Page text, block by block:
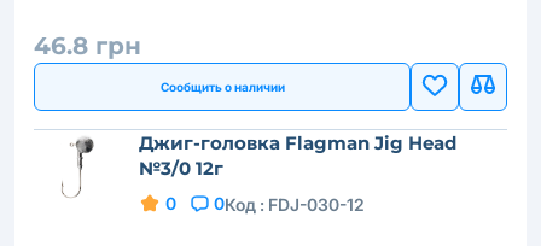
46.8 грн
Сообщить о наличии
Джиг-головка Flagman Jig Head
№3/0 12г
0 0Код : FDJ-030-12